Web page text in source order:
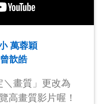
萬蓉穎
歆皓
畫質」更改為
高畫質影片喔！